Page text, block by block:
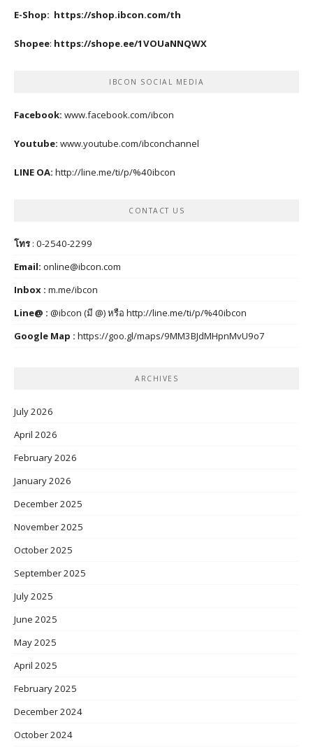
E-Shop: https://shop.ibcon.com/th
Shopee: https://shope.ee/1VOUaNNQWX
IBCON SOCIAL MEDIA
Facebook: www.facebook.com/ibcon
Youtube: www.youtube.com/ibconchannel
LINE OA: http://line.me/ti/p/%40ibcon
CONTACT US
โทร: 0-2540-2299
Email: online@ibcon.com
Inbox : m.me/ibcon
Line@ : @ibcon (มี @) หรือ http://line.me/ti/p/%40ibcon
Google Map : https://goo.gl/maps/9MM3BJdMHpnMvU9o7
ARCHIVES
July 2026
April 2026
February 2026
January 2026
December 2025
November 2025
October 2025
September 2025
July 2025
June 2025
May 2025
April 2025
February 2025
December 2024
October 2024